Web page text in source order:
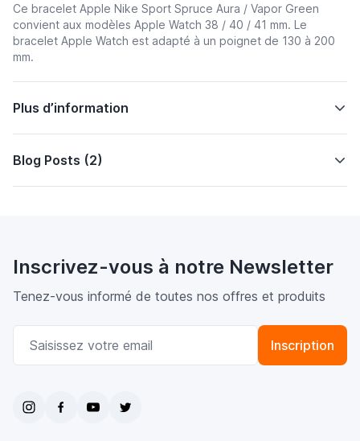
Ce bracelet Apple Nike Sport Spruce Aura / Vapor Green
convient aux modèles Apple Watch 38 / 40 / 41 mm. Le
bracelet Apple Watch est adapté à un poignet de 130 à 200
mm.
Plus d’information
Blog Posts (2)
Inscrivez-vous à notre Newsletter
Tenez-vous informé de toutes nos offres et produits
Adresse email
Inscription